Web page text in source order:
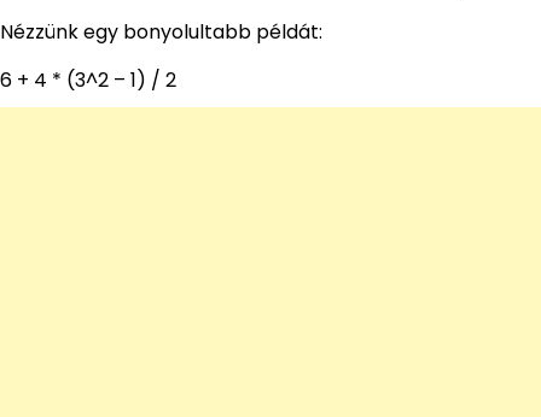
Nézzünk egy bonyolultabb példát:
6 + 4 * (3^2 – 1) / 2